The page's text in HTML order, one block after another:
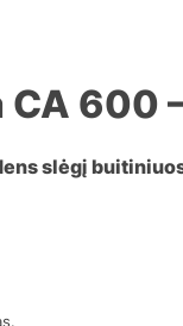
600
slėgį